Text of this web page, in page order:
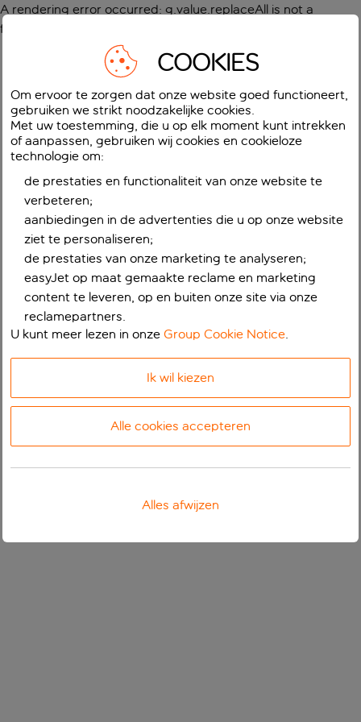
A rendering error occurred: g.value.replaceAll is not a
function
COOKIES
Om ervoor te zorgen dat onze website goed functioneert,
gebruiken we strikt noodzakelijke cookies.
Met uw toestemming, die u op elk moment kunt intrekken
of aanpassen, gebruiken wij cookies en cookieloze
technologie om:
de prestaties en functionaliteit van onze website te
verbeteren;
aanbiedingen in de advertenties die u op onze website
ziet te personaliseren;
de prestaties van onze marketing te analyseren;
easyJet op maat gemaakte reclame en marketing
content te leveren, op en buiten onze site via onze
reclamepartners.
U kunt meer lezen in onzeGroup Cookie Notice.
Ik wil kiezen
Alle cookies accepteren
Alles afwijzen